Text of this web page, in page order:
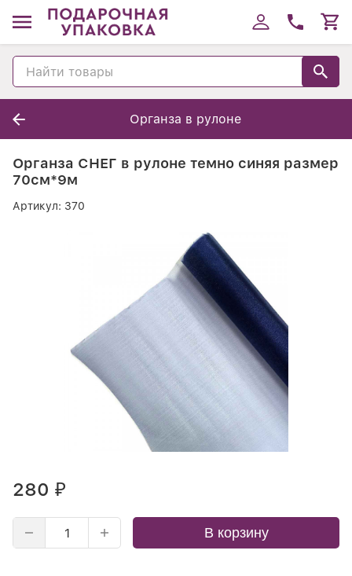
Органза в рулоне
Органза СНЕГ в рулоне темно синяя размер
70см*9м
Артикул: 370
280 ₽
В корзину